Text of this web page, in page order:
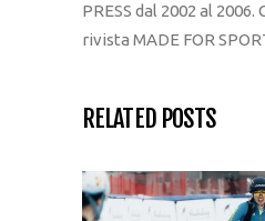
PRESS dal 2002 al
rivista MADE FOR
RELATED POSTS